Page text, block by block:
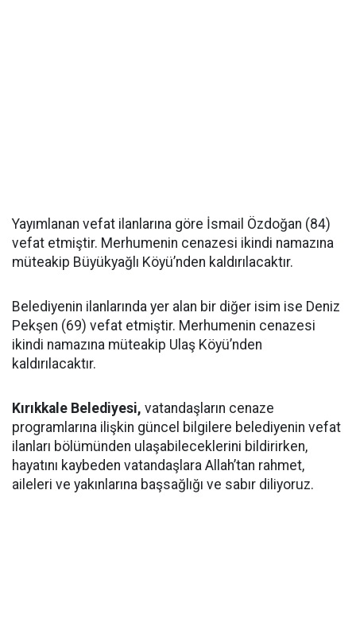
Yayımlanan vefat ilanlarına göre İsmail Özdoğan (84)
vefat etmiştir. Merhumenin cenazesi ikindi namazına
müteakip Büyükyağlı Köyü’nden kaldırılacaktır.
Belediyenin ilanlarında yer alan bir diğer isim ise Deniz
Pekşen (69) vefat etmiştir. Merhumenin cenazesi
ikindi namazına müteakip Ulaş Köyü’nden
kaldırılacaktır.
Kırıkkale Belediyesi, vatandaşların cenaze
programlarına ilişkin güncel bilgilere belediyenin vefat
ilanları bölümünden ulaşabileceklerini bildirirken,
hayatını kaybeden vatandaşlara Allah’tan rahmet,
aileleri ve yakınlarına başsağlığı ve sabır diliyoruz.